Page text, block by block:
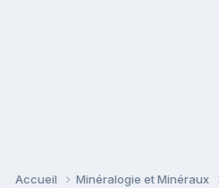
Accueil Minéralogie et Minéraux